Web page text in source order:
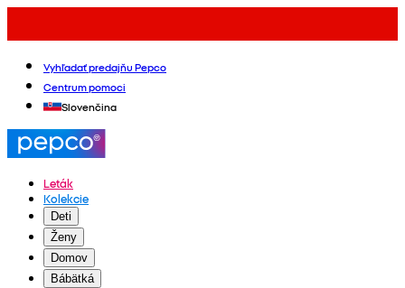
Vyhľadať predajňu Pepco
Centrum pomoci
Slovenčina
Leták
Kolekcie
Deti
Ženy
Domov
Bábätká